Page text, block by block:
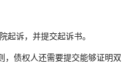
诉，并提交起诉书。
债权人还需要提交能够证明双